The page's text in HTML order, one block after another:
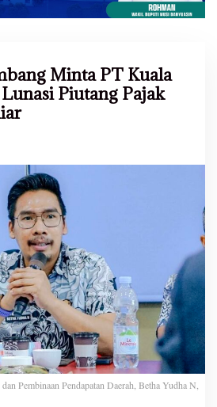
Minta PT Kuala
Piutang Pajak
Pembinaan Pendapatan Daerah, Betha Yudha N,